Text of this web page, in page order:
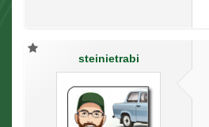
steinietrabi